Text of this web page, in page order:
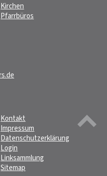
Kirchen
Pfarrbüros
Kontakt
Impressum
Datenschutzerklärung
Login
Linksammlung
Sitemap